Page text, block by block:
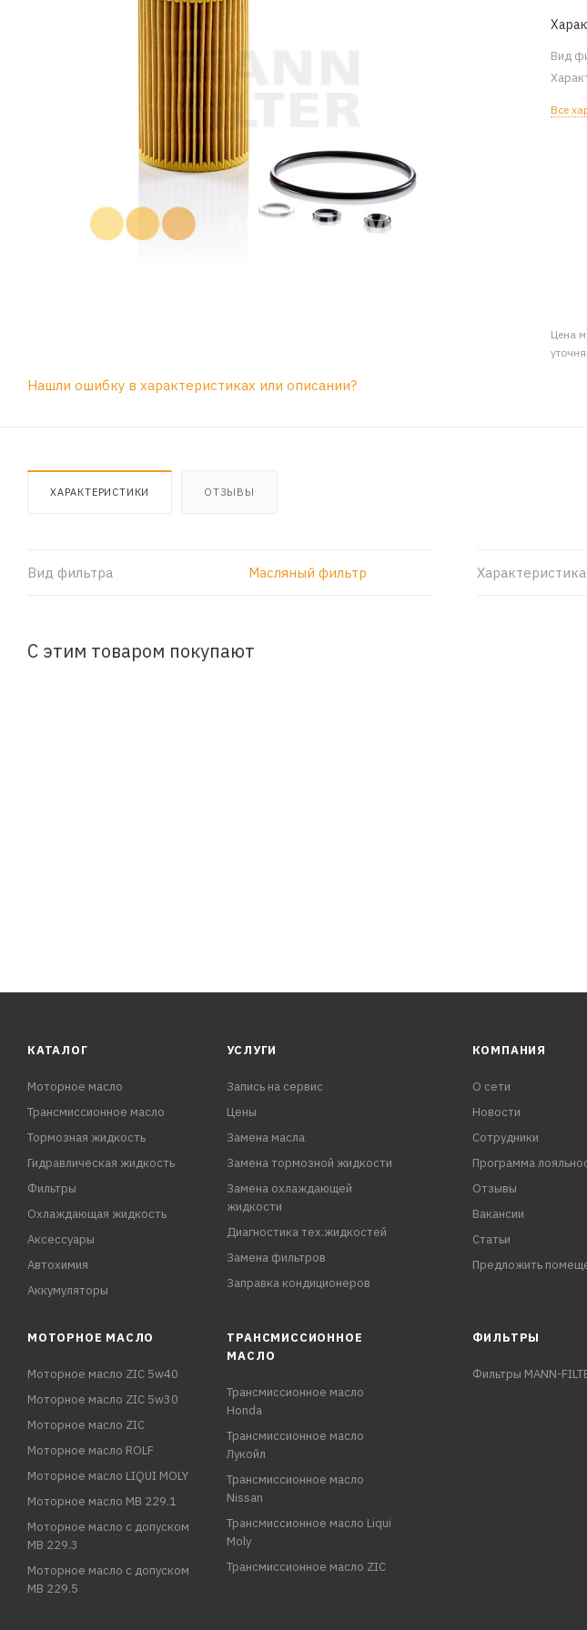
Вид
Все
Цена
Нашли ошибку в характеристиках или описании?
ХАРАКТЕРИСТИКИ ОТЗЫВЫ
Вид фильтра Масляный фильтр
С этим товаром покупают
КАТАЛОГ
Моторное масло
Трансмиссионное масло
Тормозная жидкость
Гидравлическая жидкость
Фильтры
Охлаждающая жидкость
Аксессуары
Автохимия
Аккумуляторы
УСЛУГИ
Запись на сервис
Цены
Замена масла
Замена тормозной жидкости
Замена охлаждающей
жидкости
Диагностика тех.жидкостей
Замена фильтров
Заправка кондиционеров
КОМПАНИЯ
О сети
Новости
Сотрудники
Программа
Отзывы
Вакансии
Статьи
Предложить
МОТОРНОЕ МАСЛО
Моторное масло ZIC 5w40
Моторное масло ZIC 5w30
Моторное масло ZIC
Моторное масло ROLF
Моторное масло LIQUI MOLY
Моторное масло MB 229.1
Моторное масло с допуском
MB 229.3
Моторное масло с допуском
MB 229.5
ТРАНСМИССИОННОЕ
МАСЛО
Трансмиссионное масло
Honda
Трансмиссионное масло
Лукойл
Трансмиссионное масло
Nissan
Трансмиссионное масло Liqui
Moly
Трансмиссионное масло ZIC
ФИЛЬТРЫ
Фильтры MANN-